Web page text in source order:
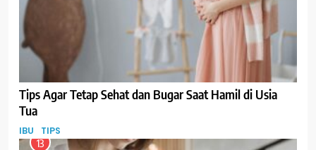
Tips Agar Tetap Sehat dan Bugar Saat Hamil di Usia
Tua
IBU TIPS
13